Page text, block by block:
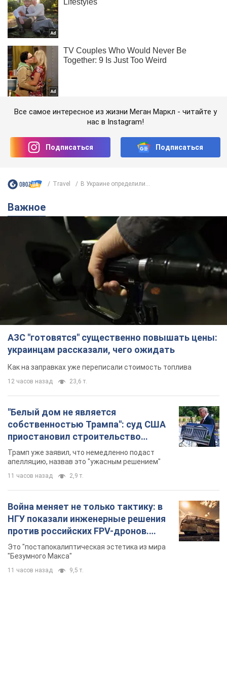
Все самое интересное из жизни Меган Маркл - читайте у
нас в Instagram!
Подписаться Подписаться
Travel В Украине определили...
Важное
АЗС "готовятся" существенно повышать цены:
украинцам рассказали, чего ожидать
Как на заправках уже переписали стоимость топлива
12 часов назад 23,6 т.
"Белый дом не является
собственностью Трампа": суд США
приостановил строительство
бального зала стоимостью 400 млн
долларов
Трамп уже заявил, что немедленно подаст
апелляцию, назвав это "ужасным решением"
11 часов назад 2,9 т.
Война меняет не только тактику: в
НГУ показали инженерные решения
против российских FPV-дронов.
Фото
Это "постапокалиптическая эстетика из мира
"Безумного Макса"
11 часов назад 9,5 т.